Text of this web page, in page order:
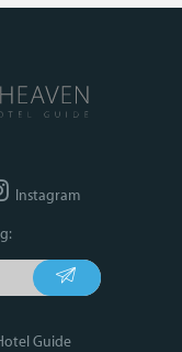
Instagram
Guide